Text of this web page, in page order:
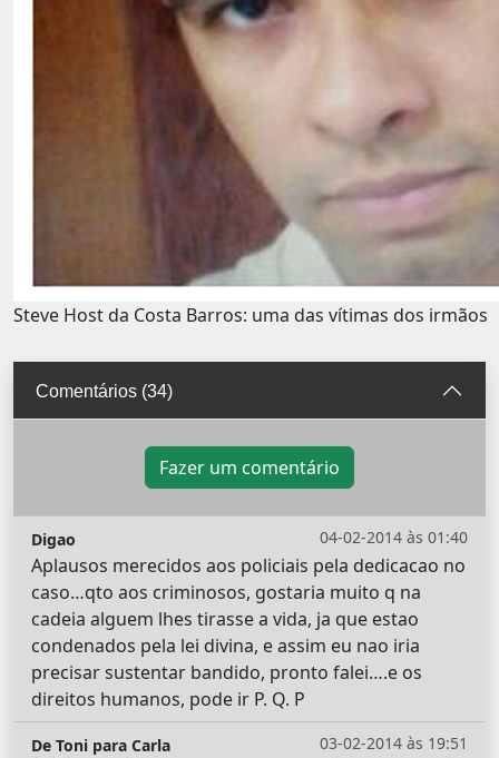
Steve Host da Costa Barros: uma das vítimas dos irmãos
Comentários (34)
Fazer um comentário
04-02-2014 às 01:40
Digao
Aplausos merecidos aos policiais pela dedicacao no
caso…qto aos criminosos, gostaria muito q na
cadeia alguem lhes tirasse a vida, ja que estao
condenados pela lei divina, e assim eu nao iria
precisar sustentar bandido, pronto falei….e os
direitos humanos, pode ir P. Q. P
03-02-2014 às 19:51
De Toni para Carla